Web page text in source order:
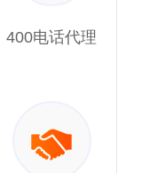
400电话代理